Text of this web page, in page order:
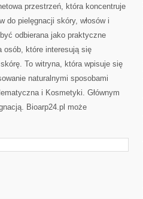
przestrzeń, która koncentruje
do pielęgnacji skóry, włosów i
odbierana jako praktyczne
osób, które interesują się
To witryna, która wpisuje się
naturalnymi sposobami
i Kosmetyki. Głównym
Bioarp24.pl może